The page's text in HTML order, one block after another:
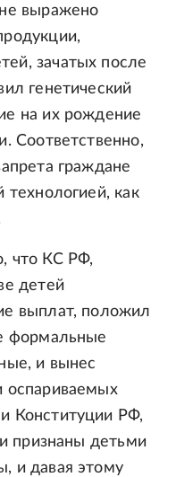
выражено
зачатых после
генетический
на их рождение
Соответственно,
граждане
технологией, как
что КС РФ,
детей
выплат, положил
формальные
и вынес
оспариваемых
Конституции РФ,
признаны детьми
и давая этому